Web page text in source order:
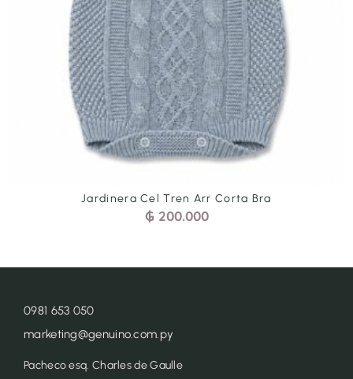
Jardinera Cel Tren Arr Corta Bra
₲ 200.000
0981 653 050
marketing@genuino.com.py
Pacheco esq. Charles de Gaulle